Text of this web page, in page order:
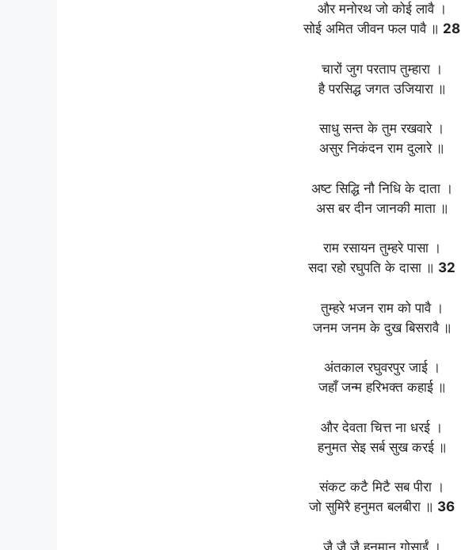
और मनोरथ जो कोई लावै ।
सोई अमित जीवन फल पावै ॥ 28
चारों जुग परताप तुम्हारा ।
है परसिद्ध जगत उजियारा ॥
साधु सन्त के तुम रखवारे ।
असुर निकंदन राम दुलारे ॥
अष्ट सिद्धि नौ निधि के दाता ।
अस बर दीन जानकी माता ॥
राम रसायन तुम्हरे पासा ।
सदा रहो रघुपति के दासा ॥ 32
तुम्हरे भजन राम को पावै ।
जनम जनम के दुख बिसरावै ॥
अंतकाल रघुवरपुर जाई ।
जहाँ जन्म हरिभक्त कहाई ॥
और देवता चित्त ना धरई ।
हनुमत सेइ सर्ब सुख करई ॥
संकट कटै मिटै सब पीरा ।
जो सुमिरै हनुमत बलबीरा ॥ 36
जै जै जै हनुमान गोसाईं ।